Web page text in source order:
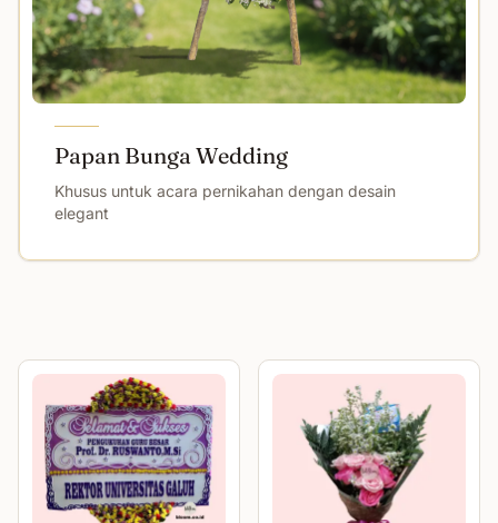
Papan Bunga Wedding
Khusus untuk acara pernikahan dengan desain
elegant